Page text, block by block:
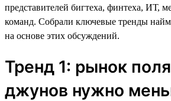
представителей бигтеха, финтеха, ИТ,
команд. Собрали ключевые тренды
на основе этих обсуждений.
Тренд 1: рынок
джунов нужно